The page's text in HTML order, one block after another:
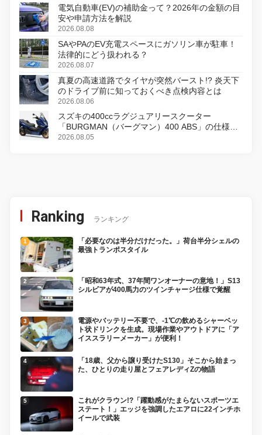
電気自動車(EV)の補助金って？2026年の金額の目
安や申請方法を解説
2026.08.08
SAやPAのEV充電スペースにガソリン車が駐車！
法律的にどう扱われる？
2026.08.07
真夏の高速道路でタイヤが突然バースト!? 炎天下
のドライブ前に知っておくべき点検内容とは
2026.08.06
スズキの400ccラグジュアリースクーター
「BURGMAN（バーグマン）400 ABS」の仕様を
変更し、8月18日に発売
2026.08.05
Ranking ランキング
「必要なのは半分だけだった。」荷台半分シェルの
最強トランポスタイル
「昭和63年式、37年間ワンオーナーの意地！」S13
シルビアが400馬力のツインチャージ仕様で覚醒
電源やバッテリー不要で、-1℃の飲めるシャーベッ
ト状ドリンクを生成。現場作業やアウトドアに「ア
イススラリーメーカー」が便利！
「18歳、父から譲り受けたS130」そこから始まっ
た、ひとりの走り屋とフェアレディZの物語
これがクラウン!?「躍動感がたまらないスポーツエ
ステート！」エッジを強調したエアロに22インチホ
イールで武装